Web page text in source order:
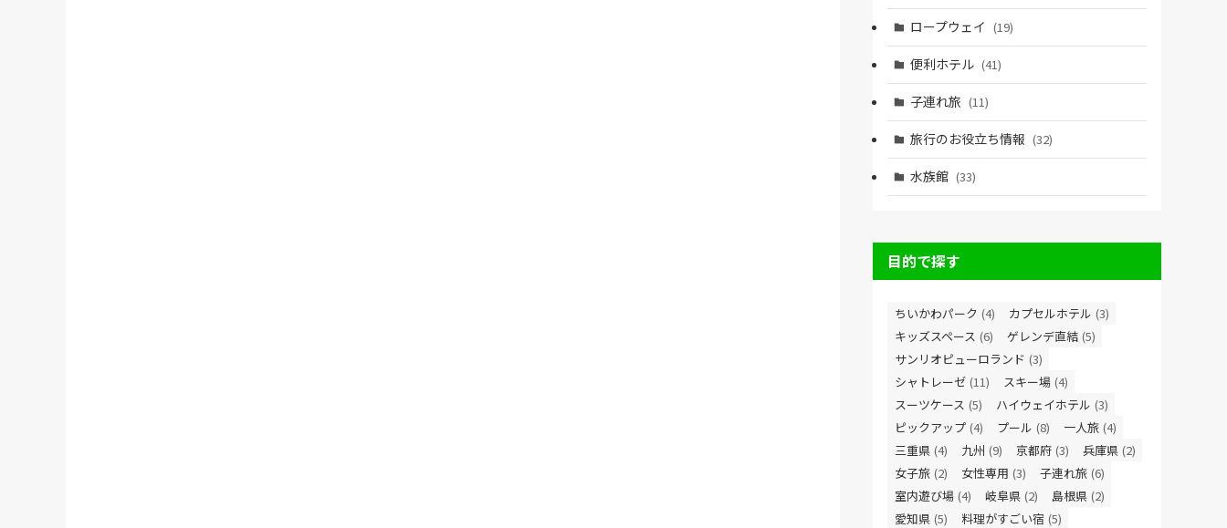
ロープウェイ (19)
便利ホテル (41)
子連れ旅 (11)
旅行のお役立ち情報 (32)
水族館 (33)
目的で探す
ちいかわパーク (4) カプセルホテル (3)
キッズスペース (6) ゲレンデ直結 (5)
サンリオピューロランド (3)
シャトレーゼ (11) スキー場 (4)
スーツケース (5) ハイウェイホテル (3)
ピックアップ (4) プール (8) 一人旅 (4)
三重県 (4) 九州 (9) 京都府 (3) 兵庫県 (2)
女子旅 (2) 女性専用 (3) 子連れ旅 (6)
室内遊び場 (4) 岐阜県 (2) 島根県 (2)
愛知県 (5) 料理がすごい宿 (5)